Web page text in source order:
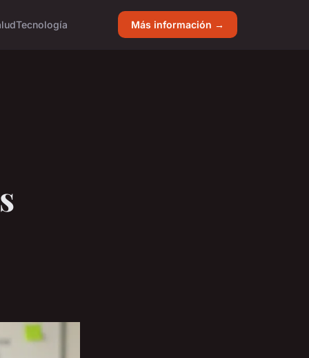
Tecnología Más información →